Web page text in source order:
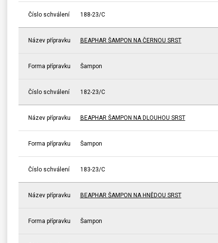
Číslo schválení 188-23/C
Název přípravku BEAPHAR ŠAMPON NA ČERNOU SRST
Forma přípravku Šampon
Číslo schválení 182-23/C
Název přípravku BEAPHAR ŠAMPON NA DLOUHOU SRST
Forma přípravku Šampon
Číslo schválení 183-23/C
Název přípravku BEAPHAR ŠAMPON NA HNĚDOU SRST
Forma přípravku Šampon